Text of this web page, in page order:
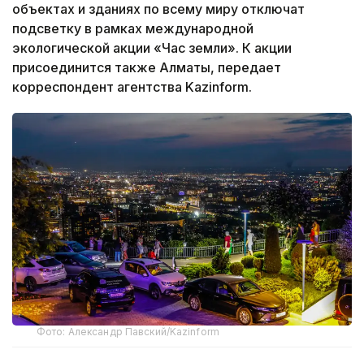
объектах и зданиях по всему миру отключат
подсветку в рамках международной
экологической акции «Час земли». К акции
присоединится также Алматы, передает
корреспондент агентства Kazinform.
Фото: Александр Павский/Kazinform